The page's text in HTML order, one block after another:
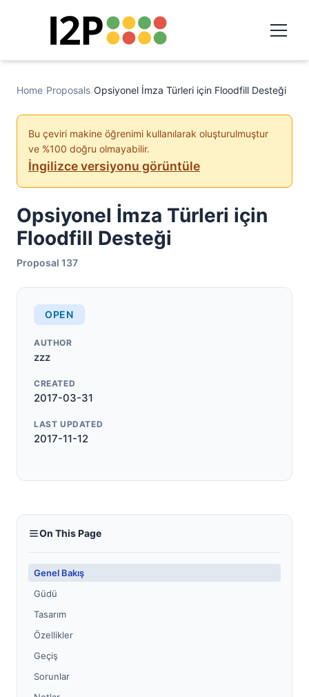
Home/Proposals/Opsiyonel İmza Türleri için Floodfill Desteği
Bu çeviri makine öğrenimi kullanılarak oluşturulmuştur
ve %100 doğru olmayabilir.
İngilizce versiyonu görüntüle
Opsiyonel İmza Türleri için
Floodfill Desteği
Proposal 137
OPEN
AUTHOR
zzz
CREATED
2017-03-31
LAST UPDATED
2017-11-12
On This Page
Genel Bakış
Güdü
Tasarım
Özellikler
Geçiş
Sorunlar